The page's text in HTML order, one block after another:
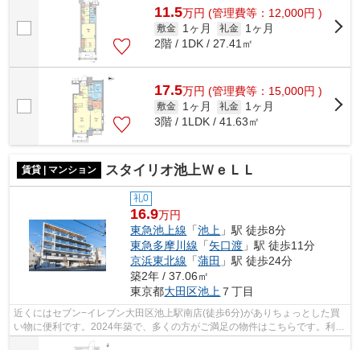
11.5万円 (管理費等：12,000円 )
敷金 1ヶ月 礼金
1ヶ月
2階 / 1DK / 27.41㎡
17.5万円 (管理費等：15,000円 )
敷金 1ヶ月 礼金
1ヶ月
3階 / 1LDK / 41.63㎡
賃貸 | マンション スタイリオ池上ＷｅＬＬ
礼0
16.9万円
東急池上線 「池上 」駅 徒歩8分
東急多摩川線 「矢口渡 」駅 徒歩11分
京浜東北線 「蒲田 」駅 徒歩24分
築2年 / 37.06㎡
東京都大田区池上 ７丁目
近くにはセブン−イレブン大田区池上駅南店(徒歩6分)がありちょっとした買
い物に便利です。2024年築で、多くの方がご満足の物件はこちらです。利用
可能な駅が2駅あり、利便性の高い物件...